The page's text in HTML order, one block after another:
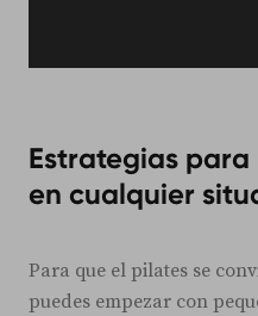
Estrategias
en cualquier
Para que el pilates se
puedes empezar con